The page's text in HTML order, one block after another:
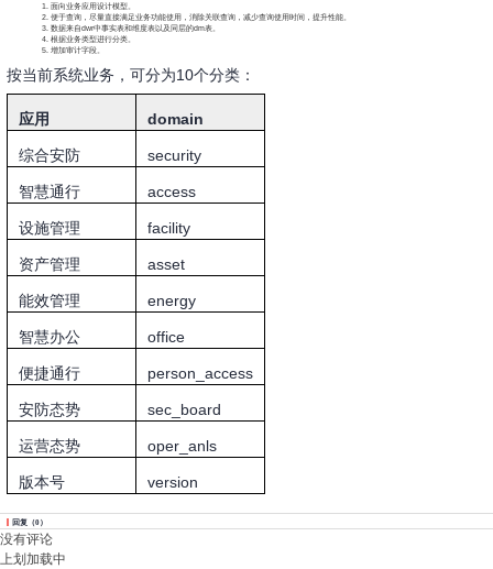
面向业务应用设计模型。
便于查询，尽量直接满足业务功能使用，消除关联查询，减少查询使用时间，提升性能。
数据来自dwr中事实表和维度表以及同层的dm表。
根据业务类型进行分类。
增加审计字段。
按当前系统业务，可分为10个分类：
应用 domain
综合安防 security
智慧通行 access
设施管理 facility
资产管理 asset
能效管理 energy
智慧办公 office
便捷通行 person_access
安防态势 sec_board
运营态势 oper_anls
版本号 version
回复（0）
没有评论
上划加载中